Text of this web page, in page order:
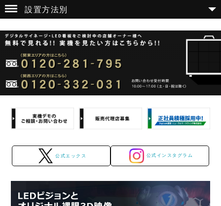
設置方法別
公式エックス 公式インスタグラム